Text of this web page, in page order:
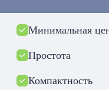
Минимальная
Простота
Компактность